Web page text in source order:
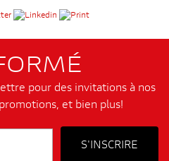
pour des invitations à nos
et bien plus!